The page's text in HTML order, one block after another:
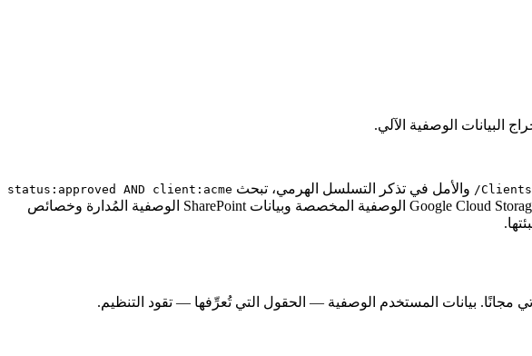
البيانات الوصفية الآلي.
والأمل في تذكر التسلسل الهرمي، تبحث status:approved AND client:acme
وتحصل على ما تريد بالضبط. تُتيح S3 Object Tags (10 لكل كائن) وAzure Blob Index Tags وبيانات Google Cloud Storage الوصفية المخصصة وبيانات SharePoint الوصفية المُدارة وخصائص